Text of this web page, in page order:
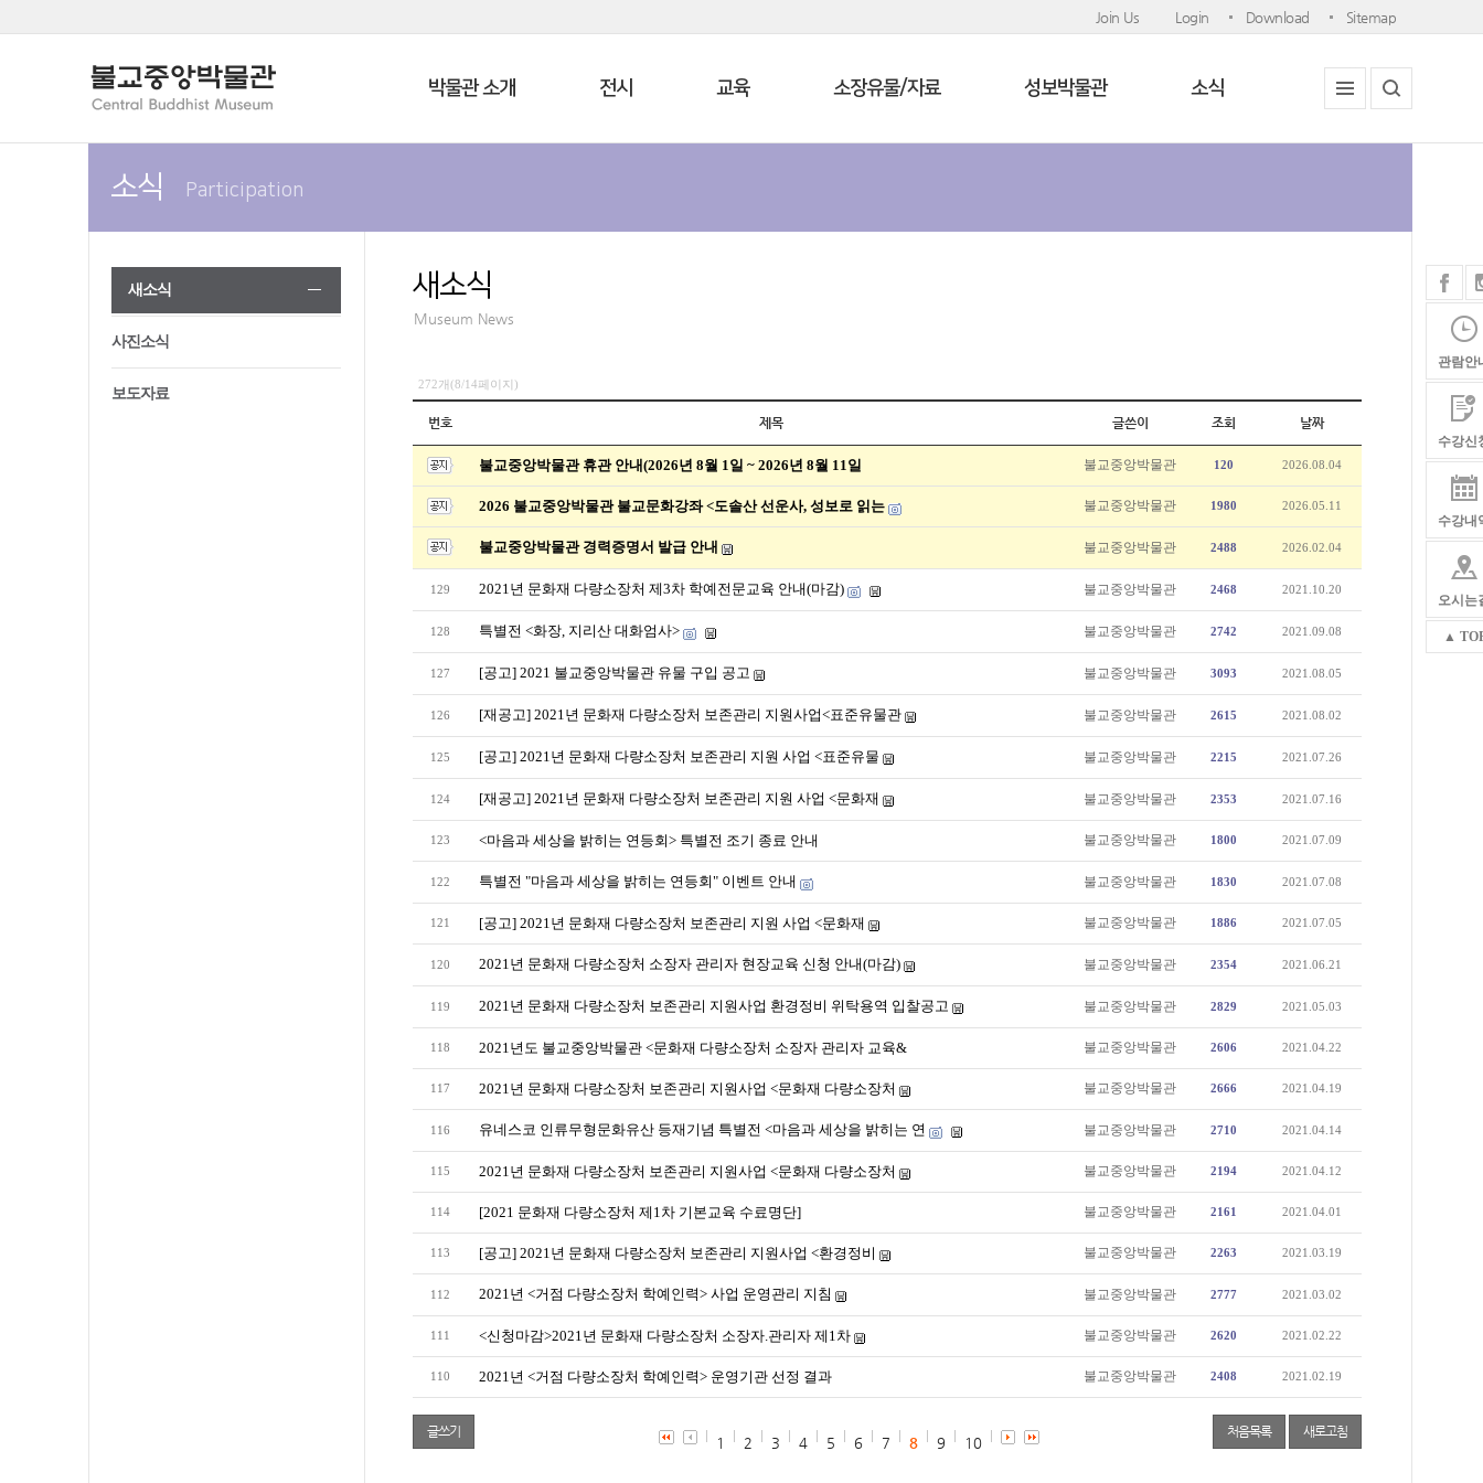
Join Us Login Download Sitemap
박물관 소개 전시 교육 소장유물/자료 성보박물관 소식
소식 Participation
새소식
사진소식
보도자료
새소식
Museum News
272개(8/14페이지)
번호 제목 글쓴이 조회 날짜
불교중앙박물관 휴관 안내(2026년 8월 1일 ~ 2026년 8월 11일 불교중앙박물관 120 2026.08.04
2026 불교중앙박물관 불교문화강좌 <도솔산 선운사, 성보로 읽는 불교중앙박물관 1980 2026.05.11
불교중앙박물관 경력증명서 발급 안내 불교중앙박물관 2488 2026.02.04
129 2021년 문화재 다량소장처 제3차 학예전문교육 안내(마감) 불교중앙박물관 2468 2021.10.20
128 특별전 <화장, 지리산 대화엄사> 불교중앙박물관 2742 2021.09.08
127 [공고] 2021 불교중앙박물관 유물 구입 공고 불교중앙박물관 3093 2021.08.05
126 [재공고] 2021년 문화재 다량소장처 보존관리 지원사업<표준유물관 불교중앙박물관 2615 2021.08.02
125 [공고] 2021년 문화재 다량소장처 보존관리 지원 사업 <표준유물 불교중앙박물관 2215 2021.07.26
124 [재공고] 2021년 문화재 다량소장처 보존관리 지원 사업 <문화재 불교중앙박물관 2353 2021.07.16
123 <마음과 세상을 밝히는 연등회> 특별전 조기 종료 안내 불교중앙박물관 1800 2021.07.09
122 특별전 "마음과 세상을 밝히는 연등회" 이벤트 안내 불교중앙박물관 1830 2021.07.08
121 [공고] 2021년 문화재 다량소장처 보존관리 지원 사업 <문화재 불교중앙박물관 1886 2021.07.05
120 2021년 문화재 다량소장처 소장자 관리자 현장교육 신청 안내(마감) 불교중앙박물관 2354 2021.06.21
119 2021년 문화재 다량소장처 보존관리 지원사업 환경정비 위탁용역 입찰공고 불교중앙박물관 2829 2021.05.03
118 2021년도 불교중앙박물관 <문화재 다량소장처 소장자 관리자 교육& 불교중앙박물관 2606 2021.04.22
117 2021년 문화재 다량소장처 보존관리 지원사업 <문화재 다량소장처 불교중앙박물관 2666 2021.04.19
116 유네스코 인류무형문화유산 등재기념 특별전 <마음과 세상을 밝히는 연 불교중앙박물관 2710 2021.04.14
115 2021년 문화재 다량소장처 보존관리 지원사업 <문화재 다량소장처 불교중앙박물관 2194 2021.04.12
114 [2021 문화재 다량소장처 제1차 기본교육 수료명단] 불교중앙박물관 2161 2021.04.01
113 [공고] 2021년 문화재 다량소장처 보존관리 지원사업 <환경정비 불교중앙박물관 2263 2021.03.19
112 2021년 <거점 다량소장처 학예인력> 사업 운영관리 지침 불교중앙박물관 2777 2021.03.02
111 <신청마감>2021년 문화재 다량소장처 소장자.관리자 제1차 불교중앙박물관 2620 2021.02.22
110 2021년 <거점 다량소장처 학예인력> 운영기관 선정 결과 불교중앙박물관 2408 2021.02.19
글쓰기 처음목록 새로고침
1 2 3 4 5 6 7 8 9 10
관람안
수강신
수강내
오시는
▲